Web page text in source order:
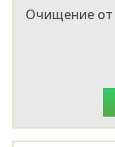
Очищение от